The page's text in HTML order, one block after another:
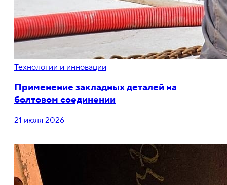
Технологии и инновации
Применение закладных деталей на
болтовом соединении
21 июля 2026